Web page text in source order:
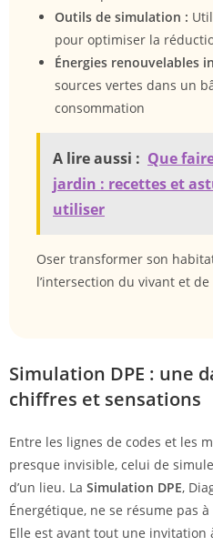
Outils de simulation :
pour optimiser la
Énergies renouvelables
sources vertes dans un
consommation
A lire aussi : Que
jardin : recettes et
utiliser
Oser transformer son
l’intersection du vivant et
Simulation DPE : une
chiffres et sensations
Entre les lignes de codes et les
presque invisible, celui de
d’un lieu. La Simulation DPE,
Énergétique, ne se résume pas
Elle est avant tout une